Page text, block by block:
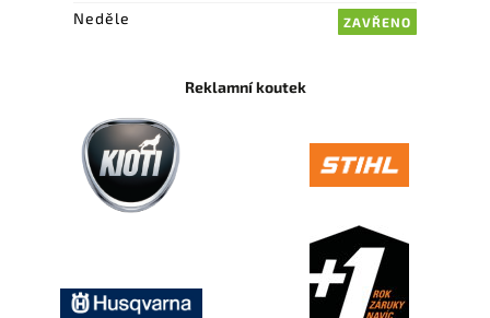
Neděle
ZAVŘENO
Reklamní koutek